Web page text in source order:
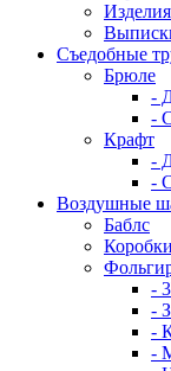
Съедобные
Брюле
-
-
Крафт
-
-
Воздушные
Баблс
-
-
-
-